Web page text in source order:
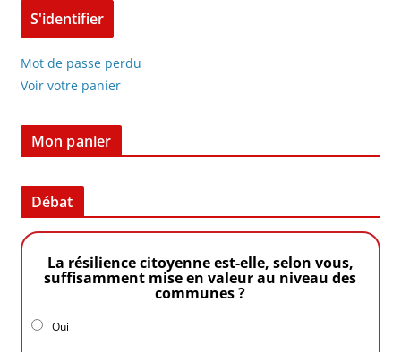
Mot de passe perdu
Voir votre panier
Mon panier
Débat
La résilience citoyenne est-elle, selon vous,
suffisamment mise en valeur au niveau des
communes ?
Oui